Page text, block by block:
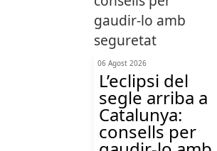
06 Agost 2026
L’eclipsi del
segle arriba a
Catalunya:
consells per